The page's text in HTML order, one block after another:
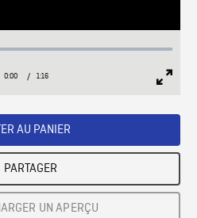
:
Current
0:00 / Duration
1:16
AU PANIER
PARTAGER
UN APERÇU